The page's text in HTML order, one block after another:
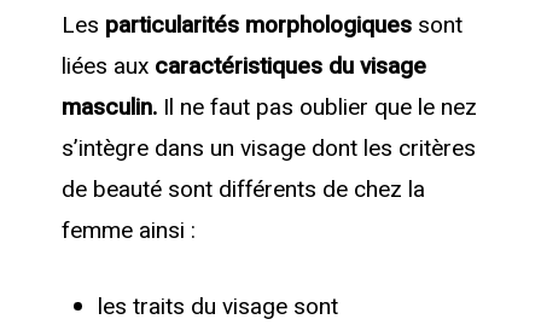
Les particularités morphologiquessont
liées aux caractéristiques du visage
masculin.Il ne faut pas oublier que le nez
s’intègre dans un visage dont les critères
de beauté sont différents de chez la
femme ainsi :
les traits du visage sont